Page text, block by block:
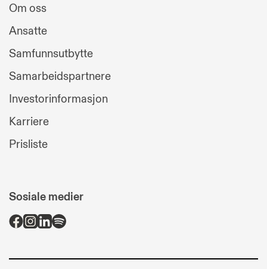
Om oss
Ansatte
Samfunnsutbytte
Samarbeidspartnere
Investorinformasjon
Karriere
Prisliste
Sosiale medier